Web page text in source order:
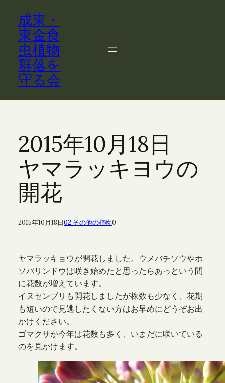
成東・
東金食
虫植物
群落を
守る会
2015年10月18日
ヤマラッキヨウの
開花
2015年10月18日02 その他の植物0
ヤマラッキョウが開花しました。ウメバチソウやホ
ソバリンドウは咲き始めたと思ったらあっという間
に花数が増えています。
イヌセンブリも開花しましたが株数も少なく、花期
も短いので見逃したくない方はお早めにどうぞお出
かけください。
ゴマクサが今年は花数も多く、いまだに咲いている
のを見かけます。